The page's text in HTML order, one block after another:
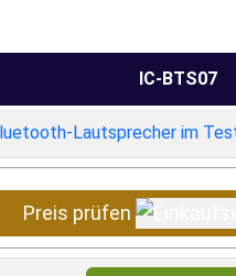
IC-BTS07
Preis prüfen